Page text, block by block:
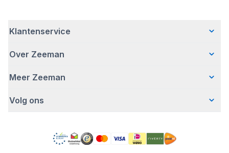
Klantenservice
Veelgestelde vragen
Bezorgen
Retourneren
Over Zeeman
Wie wij zijn
Hoe wij verantwoord ondernemen
MVO jaarverslag
Meer Zeeman
Veiligheidswaarschuwing
Gratis romperactie
Volg ons